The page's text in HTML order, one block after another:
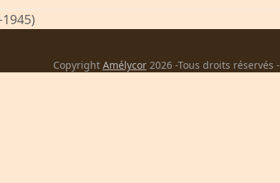
Copyright Amélycor2026 -Tous droits réservés -